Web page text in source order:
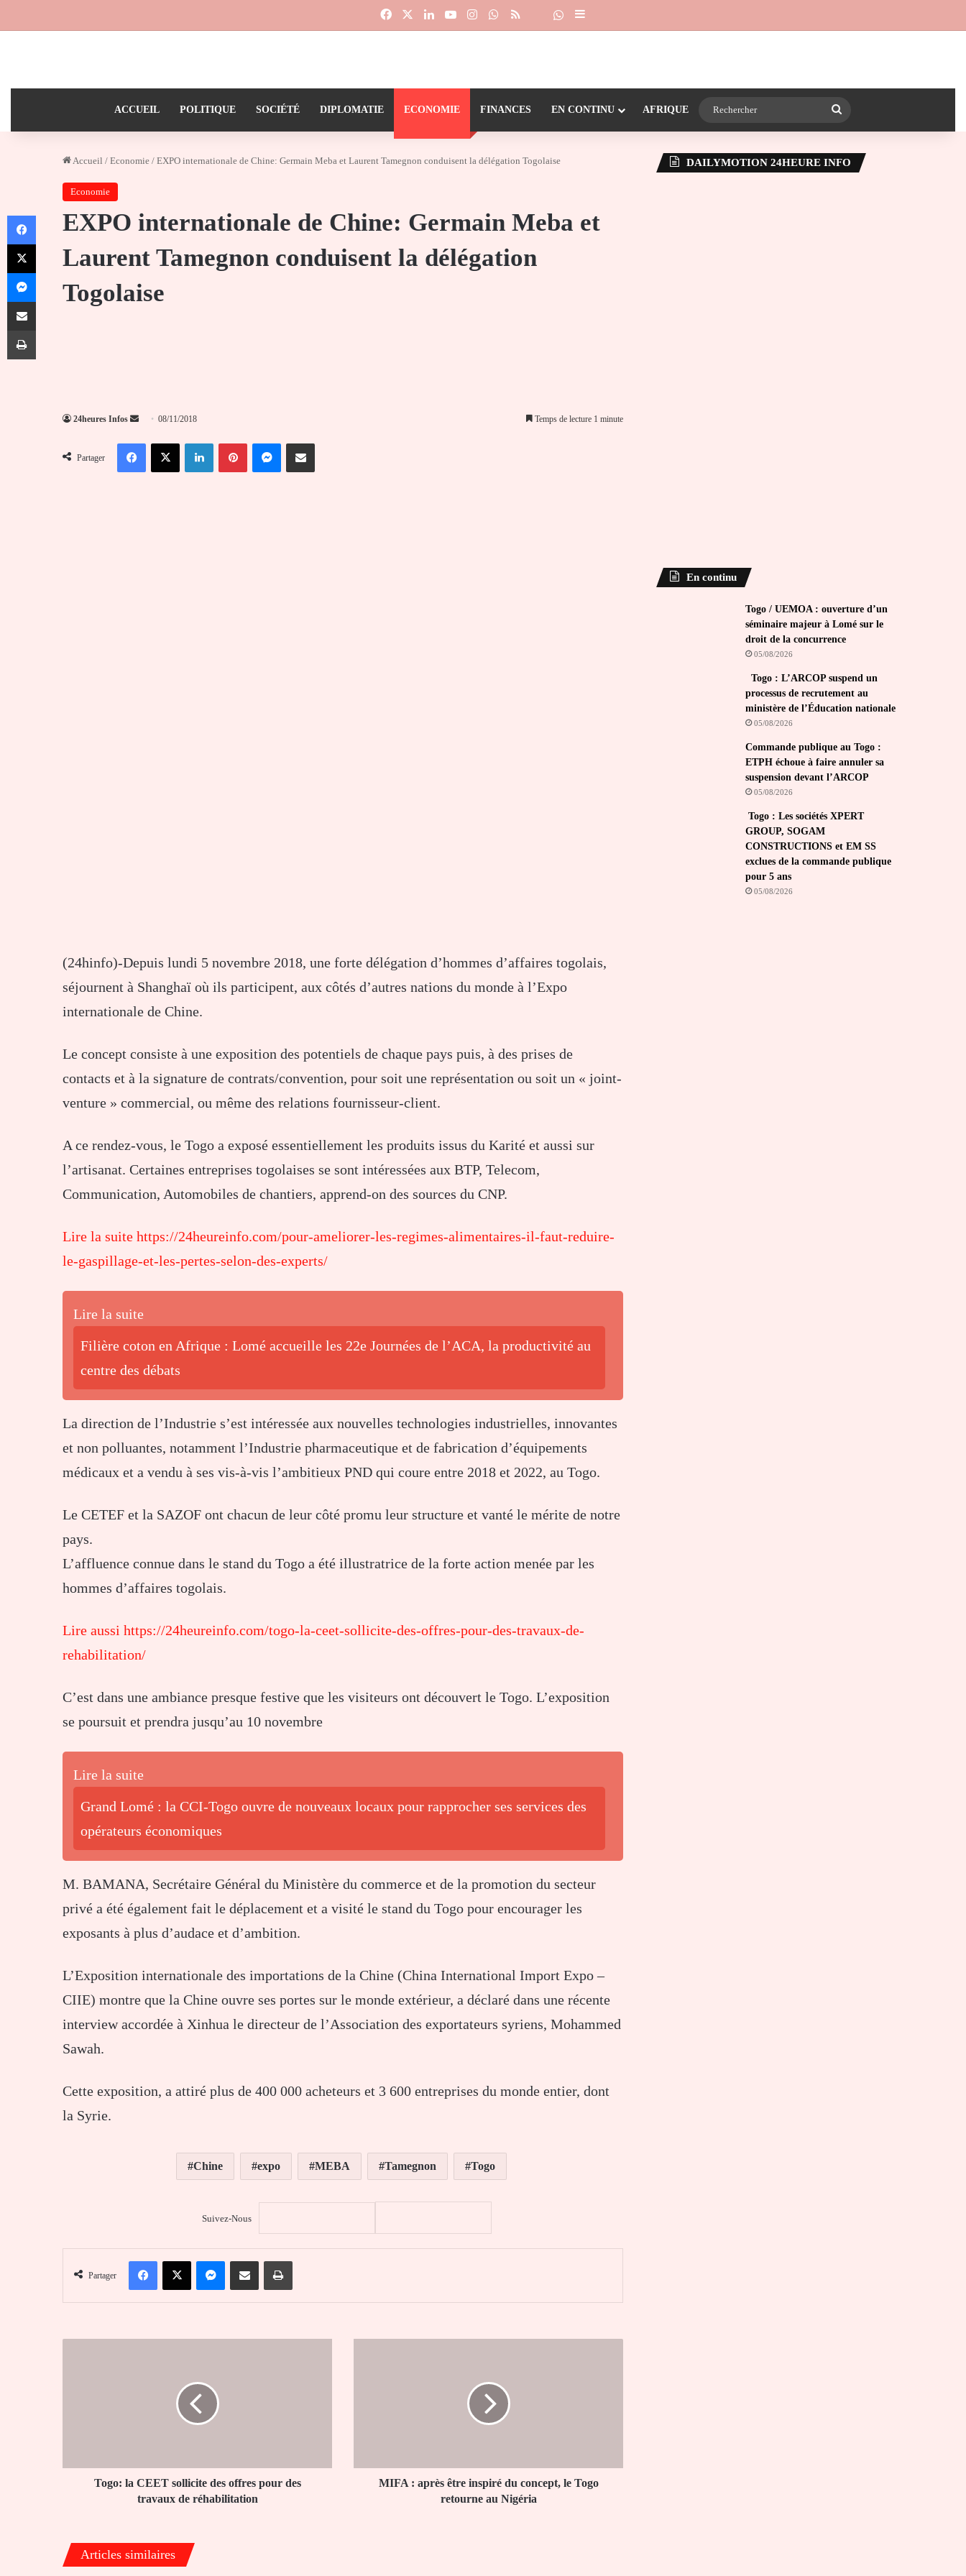
FacebookLinkedinYouTubeInstagramWhatsApp
RSS Dailymotion
Suivre la chaîne 24heureinfo sur WhatsApp
Sidebar (barre latérale)
ACCUEIL POLITIQUE SOCIÉTÉ DIPLOMATIE ECONOMIE FINANCES EN CONTINU AFRIQUE
Accueil / Economie / EXPO internationale de Chine: Germain Meba et Laurent Tamegnon conduisent la délégation Togolaise
Economie
EXPO internationale de Chine: Germain Meba et
Laurent Tamegnon conduisent la délégation
Togolaise
24heures Infos
Envoyer
courriel
08/11/2018 Temps de lecture 1 minute
Partager
FacebookX LinkedinPinterestMessengerPartager par email
(24hinfo)-Depuis lundi 5 novembre 2018, une forte délégation d’hommes d’affaires togolais,
séjournent à Shanghaï où ils participent, aux côtés d’autres nations du monde à l’Expo
internationale de Chine.
Le concept consiste à une exposition des potentiels de chaque pays puis, à des prises de
contacts et à la signature de contrats/convention, pour soit une représentation ou soit un « joint-
venture » commercial, ou même des relations fournisseur-client.
A ce rendez-vous, le Togo a exposé essentiellement les produits issus du Karité et aussi sur
l’artisanat. Certaines entreprises togolaises se sont intéressées aux BTP, Telecom,
Communication, Automobiles de chantiers, apprend-on des sources du CNP.
Lire la suite https://24heureinfo.com/pour-ameliorer-les-regimes-alimentaires-il-faut-reduire-
le-gaspillage-et-les-pertes-selon-des-experts/
Lire la suite
Filière coton en Afrique : Lomé accueille les 22e Journées de l’ACA, la productivité au
centre des débats
La direction de l’Industrie s’est intéressée aux nouvelles technologies industrielles, innovantes
et non polluantes, notamment l’Industrie pharmaceutique et de fabrication d’équipements
médicaux et a vendu à ses vis-à-vis l’ambitieux PND qui coure entre 2018 et 2022, au Togo.
Le CETEF et la SAZOF ont chacun de leur côté promu leur structure et vanté le mérite de notre
pays.
L’affluence connue dans le stand du Togo a été illustratrice de la forte action menée par les
hommes d’affaires togolais.
Lire aussi https://24heureinfo.com/togo-la-ceet-sollicite-des-offres-pour-des-travaux-de-
rehabilitation/
C’est dans une ambiance presque festive que les visiteurs ont découvert le Togo. L’exposition
se poursuit et prendra jusqu’au 10 novembre
Lire la suite
Grand Lomé : la CCI-Togo ouvre de nouveaux locaux pour rapprocher ses services des
opérateurs économiques
M. BAMANA, Secrétaire Général du Ministère du commerce et de la promotion du secteur
privé a été également fait le déplacement et a visité le stand du Togo pour encourager les
exposants à plus d’audace et d’ambition.
L’Exposition internationale des importations de la Chine (China International Import Expo –
CIIE) montre que la Chine ouvre ses portes sur le monde extérieur, a déclaré dans une récente
interview accordée à Xinhua le directeur de l’Association des exportateurs syriens, Mohammed
Sawah.
Cette exposition, a attiré plus de 400 000 acheteurs et 3 600 entreprises du monde entier, dont
la Syrie.
Chine expo MEBA Tamegnon Togo
Suivez-Nous
Partager
FacebookX MessengerPartager par email Imprimer
travaux
Togo: la CEET sollicite des offres pour des
travaux de réhabilitation
Togo
retourneMIFA : après être inspiré du concept, le Togo
retourne au Nigéria
Articles similaires
DAILYMOTION 24HEURE INFO
En continu
Togo / UEMOA : ouverture d’un
séminaire majeur à Lomé sur le
droit de la concurrence
05/08/2026
Togo : L’ARCOP suspend un
processus de recrutement au
ministère de l’Éducation nationale
05/08/2026
Commande publique au Togo :
ETPH échoue à faire annuler sa
suspension devant l’ARCOP
05/08/2026
Togo : Les sociétés XPERT
GROUP, SOGAM
CONSTRUCTIONS et EM SS
exclues de la commande publique
pour 5 ans
05/08/2026
Facebook
X
Messenger
Partager par email